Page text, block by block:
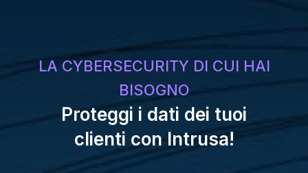
LA CYBERSECURITY DI CUI HAI
BISOGNO
Proteggi i dati dei tuoi
clienti con Intrusa!